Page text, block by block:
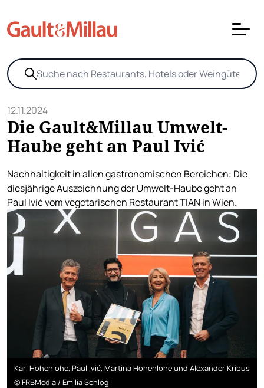
12.11.2024
Die Gault&Millau Umwelt-
Haube geht an Paul Ivić
Nachhaltigkeit in allen gastronomischen Bereichen: Die
diesjährige Auszeichnung der Umwelt-Haube geht an
Paul Ivić vom vegetarischen Restaurant TIAN in Wien.
Karl Hohenlohe, Paul Ivić, Martina Hohenlohe und Alexander Kribus
© FRBMedia / Emilia Schlögl